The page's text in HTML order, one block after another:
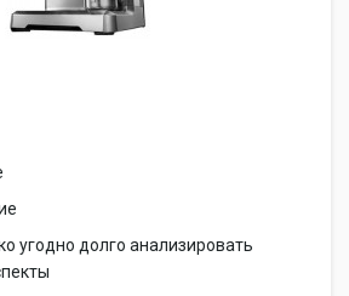
угодно долго анализировать